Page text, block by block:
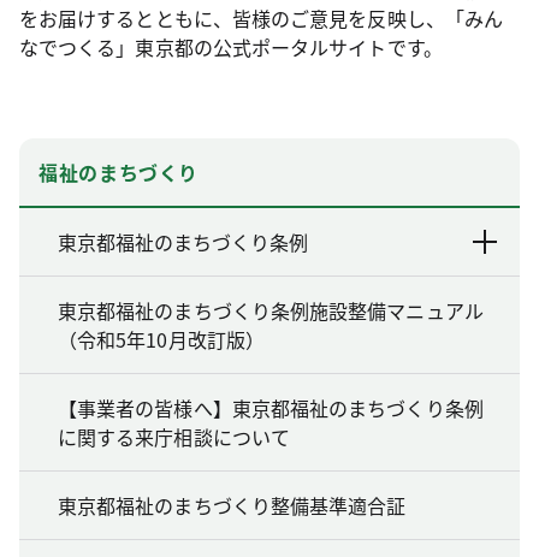
をお届けするとともに、皆様のご意見を反映し、「みん
なでつくる」東京都の公式ポータルサイトです。
福祉のまちづくり
東京都福祉のまちづくり条例
東京都福祉のまちづくり条例施設整備マニュアル
（令和5年10月改訂版）
【事業者の皆様へ】東京都福祉のまちづくり条例
に関する来庁相談について
東京都福祉のまちづくり整備基準適合証